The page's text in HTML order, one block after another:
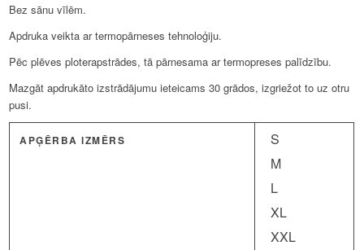
Bez sānu vīlēm.
Apdruka veikta ar termopārneses tehnoloģiju.
Pēc plēves ploterapstrādes, tā pārnesama ar termopreses palīdzību.
Mazgāt apdrukāto izstrādājumu ieteicams 30 grādos, izgriežot to uz otru
pusi.
APĢĒRBA IZMĒRS
S
M
L
XL
XXL